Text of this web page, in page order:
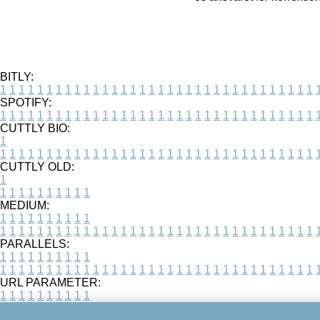
BITLY:
1 1 1 1 1 1 1 1 1 1 1 1 1 1 1 1 1 1 1 1 1 1 1 1 1 1 1 1 1 1 1 1 1 1
SPOTIFY:
1 1 1 1 1 1 1 1 1 1 1 1 1 1 1 1 1 1 1 1 1 1 1 1 1 1 1 1 1 1 1 1 1 1
CUTTLY BIO:
1
1 1 1 1 1 1 1 1 1 1 1 1 1 1 1 1 1 1 1 1 1 1 1 1 1 1 1 1 1 1 1 1 1 1
CUTTLY OLD:
1
1 1 1 1 1 1 1 1 1 1
MEDIUM:
1 1 1 1 1 1 1 1 1 1
1 1 1 1 1 1 1 1 1 1 1 1 1 1 1 1 1 1 1 1 1 1 1 1 1 1 1 1 1 1 1 1 1 1
PARALLELS:
1 1 1 1 1 1 1 1 1 1
1 1 1 1 1 1 1 1 1 1 1 1 1 1 1 1 1 1 1 1 1 1 1 1 1 1 1 1 1 1 1 1 1 1
URL PARAMETER:
1 1 1 1 1 1 1 1 1 1